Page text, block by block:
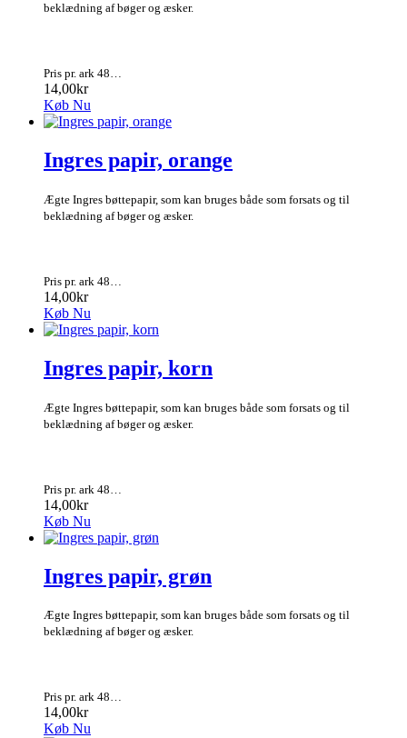
beklædning af bøger og æsker.
Pris pr. ark 48…
14,00kr
Køb Nu
Ingres papir, orange
Ægte Ingres bøttepapir, som kan bruges både som forsats og til
beklædning af bøger og æsker.
Pris pr. ark 48…
14,00kr
Køb Nu
Ingres papir, korn
Ægte Ingres bøttepapir, som kan bruges både som forsats og til
beklædning af bøger og æsker.
Pris pr. ark 48…
14,00kr
Køb Nu
Ingres papir, grøn
Ægte Ingres bøttepapir, som kan bruges både som forsats og til
beklædning af bøger og æsker.
Pris pr. ark 48…
14,00kr
Køb Nu